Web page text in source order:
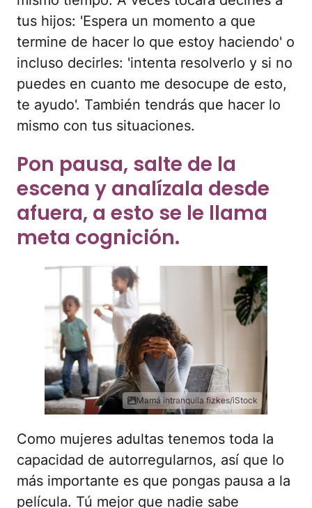
tus hijos: 'Espera un momento a que
termine de hacer lo que estoy haciendo' o
incluso decirles: 'intenta resolverlo y si no
puedes en cuanto me desocupe de esto,
te ayudo'. También tendrás que hacer lo
mismo con tus situaciones.
Pon pausa, salte de la
escena y analízala desde
afuera, a esto se le llama
meta cognición.
Mamá intranquila fizkes/iStock
Como mujeres adultas tenemos toda la
capacidad de autorregularnos, así que lo
más importante es que pongas pausa a la
película. Tú mejor que nadie sabe